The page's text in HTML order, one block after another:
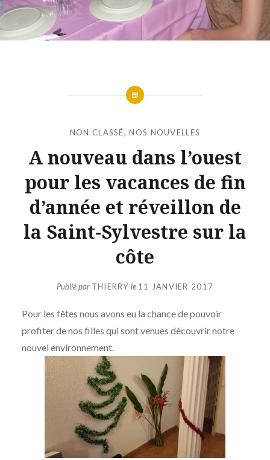
NON CLASSÉ,NOS NOUVELLES
A nouveau dans l’ouest
pour les vacances de fin
d’année et réveillon de
la Saint-Sylvestre sur la
côte
Publié par THIERRY le 11 JANVIER 2017
Pour les fêtes nous avons eu la chance de pouvoir
profiter de nos filles qui sont venues découvrir notre
nouvel environnement.